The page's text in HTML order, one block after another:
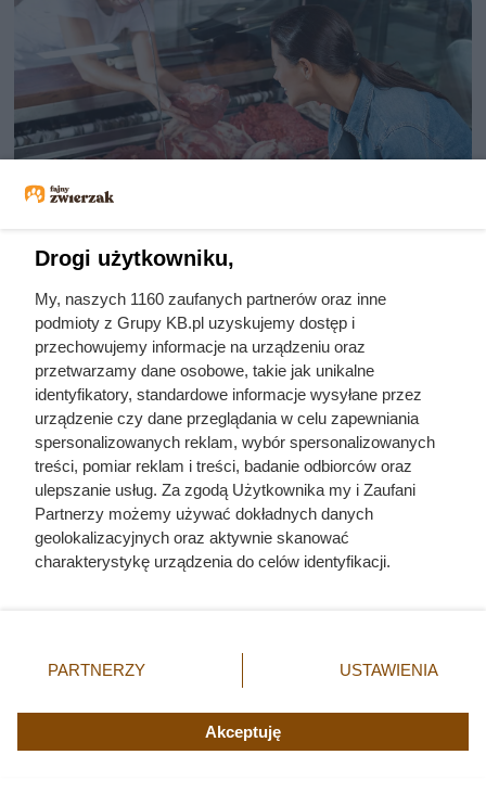
Dziennikarze ujawnili
pochodzenie mięsa z Dino. Klienci
zaskoczeni
Drogi użytkowniku,
My, naszych 1160 zaufanych partnerów oraz inne
podmioty z Grupy KB.pl uzyskujemy dostęp i
przechowujemy informacje na urządzeniu oraz
przetwarzamy dane osobowe, takie jak unikalne
identyfikatory, standardowe informacje wysyłane przez
urządzenie czy dane przeglądania w celu zapewniania
spersonalizowanych reklam, wybór spersonalizowanych
treści, pomiar reklam i treści, badanie odbiorców oraz
ulepszanie usług. Za zgodą Użytkownika my i Zaufani
Partnerzy możemy używać dokładnych danych
geolokalizacyjnych oraz aktywnie skanować
charakterystykę urządzenia do celów identyfikacji.
zmienić/wycofać klikając przycisk ustawień prywatności
znajdujący się w lewym dolnym rogu strony. Niektóre
użytkownika, ale masz prawo sprzeciwić się takiemu
przetwarzaniu. Preferencje będą miały zastosowania tylko
PARTNERZY USTAWIENIA
Akceptuję